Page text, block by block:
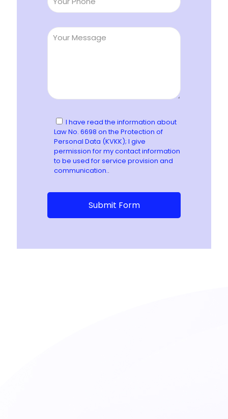
I have read the information about
Law No. 6698 on the Protection of
Personal Data (KVKK); I give
permission for my contact information
to be used for service provision and
communication..